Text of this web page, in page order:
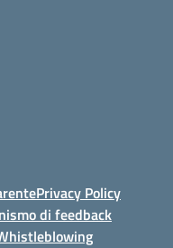
Privacy Policy
di feedback